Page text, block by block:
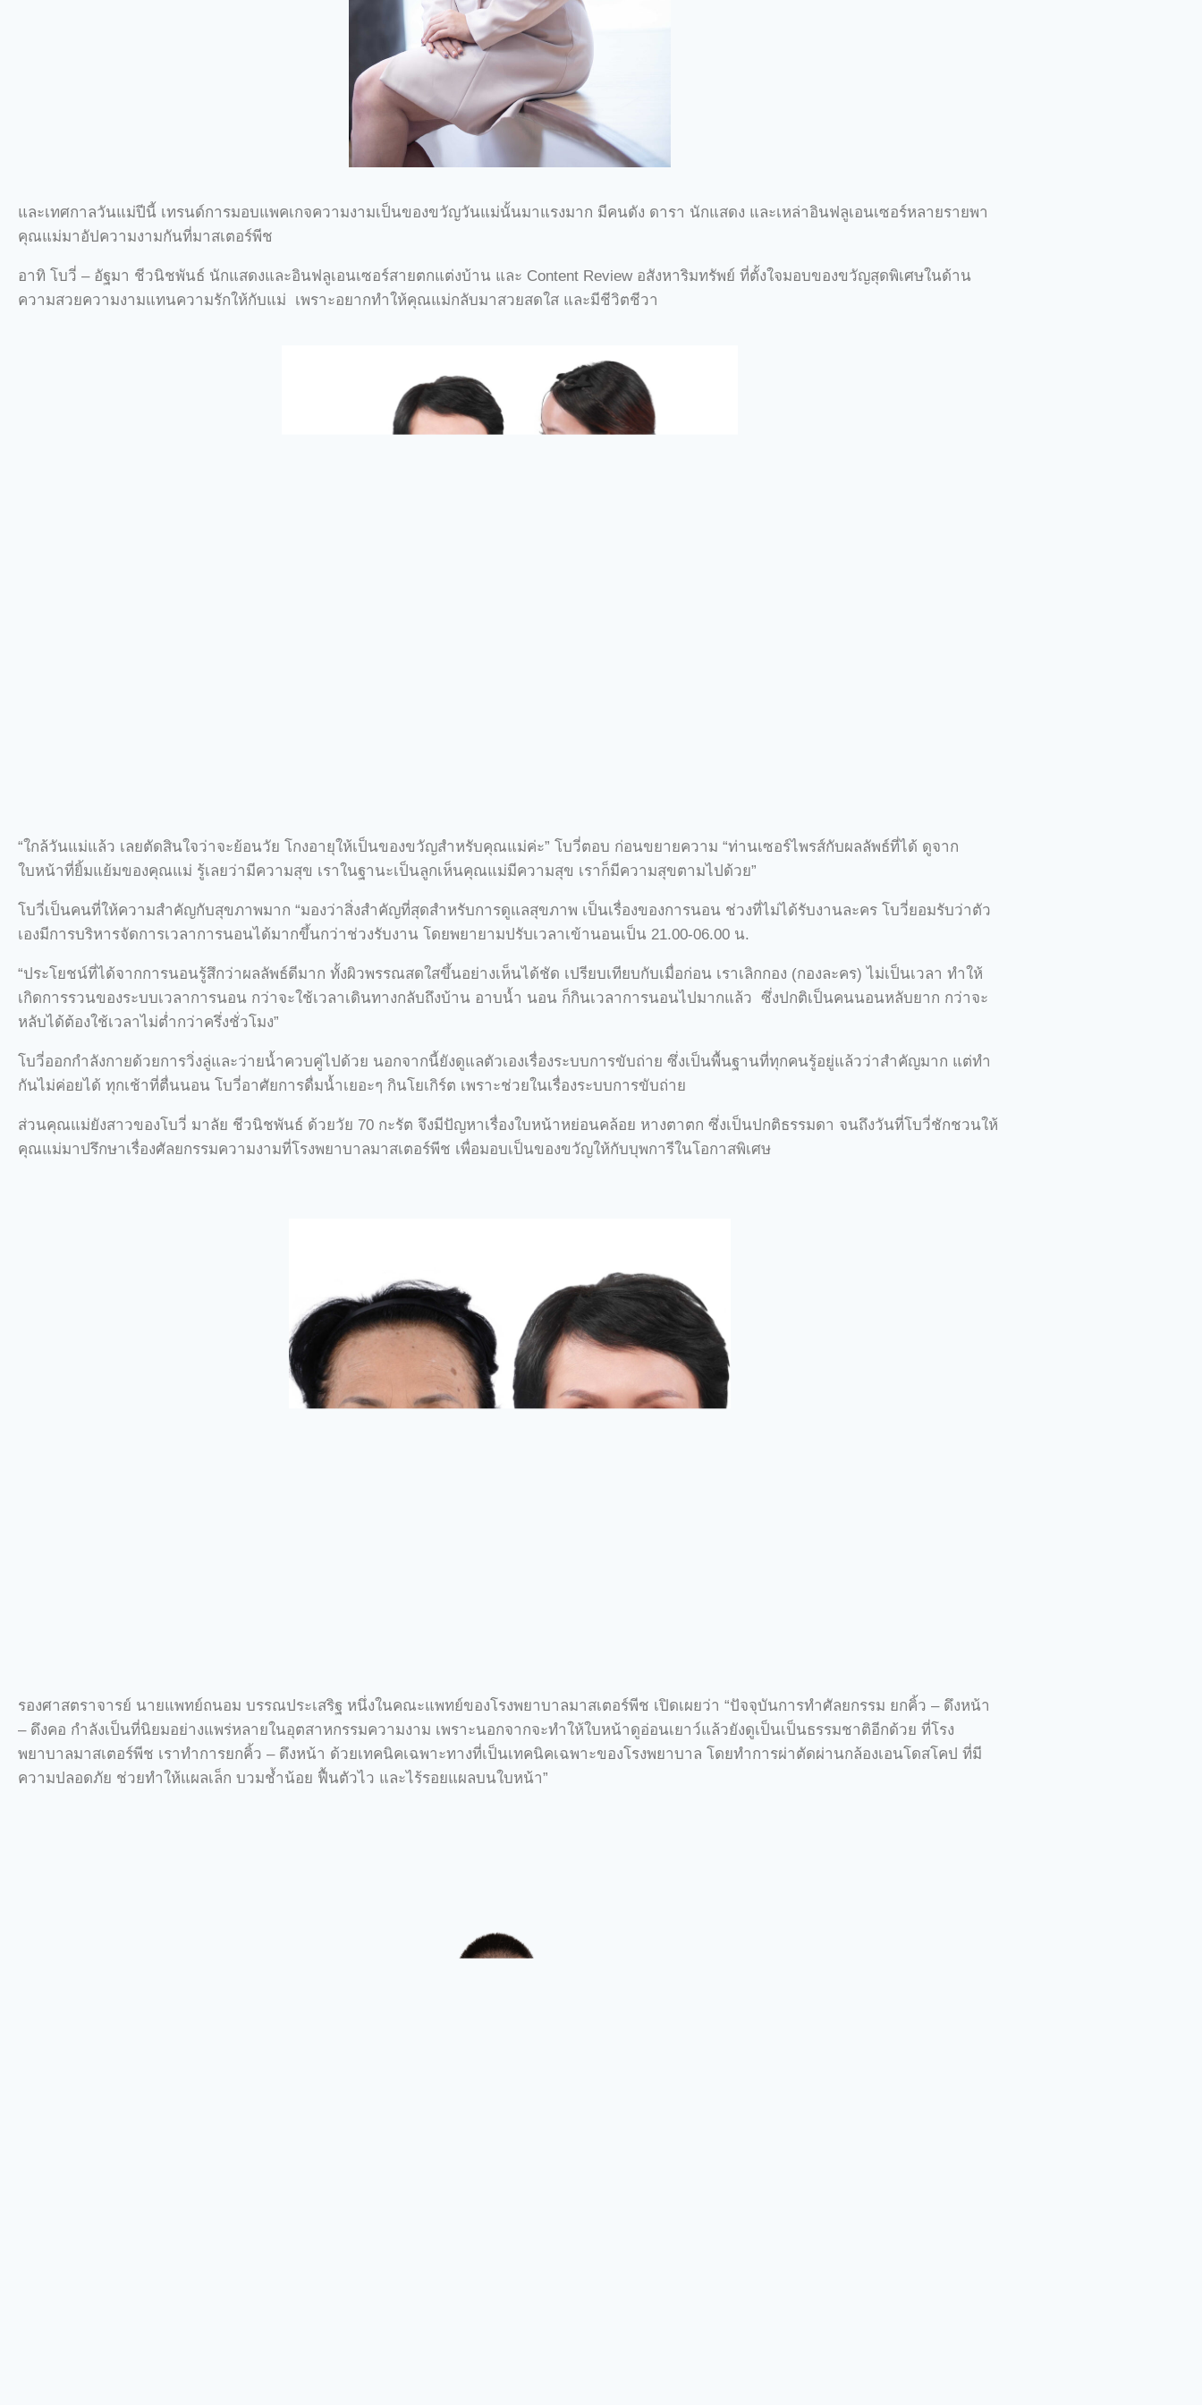
และเทศกาลวันแม่ปีนี้ เทรนด์การมอบแพคเกจความงามเป็นของขวัญวันแม่นั้นมาแรงมาก มีคนดัง ดารา นักแสดง และเหล่าอินฟลูเอนเซอร์หลายรายพา
คุณแม่มาอัปความงามกันที่มาสเตอร์พีช
อาทิ โบวี่ – อัฐมา ชีวนิชพันธ์ นักแสดงและอินฟลูเอนเซอร์สายตกแต่งบ้าน และ Content Review อสังหาริมทรัพย์ ที่ตั้งใจมอบของขวัญสุดพิเศษในด้าน
ความสวยความงามแทนความรักให้กับแม่ เพราะอยากทำให้คุณแม่กลับมาสวยสดใส และมีชีวิตชีวา
“ใกล้วันแม่แล้ว เลยตัดสินใจว่าจะย้อนวัย โกงอายุให้เป็นของขวัญสำหรับคุณแม่ค่ะ” โบวี่ตอบ ก่อนขยายความ “ท่านเซอร์ไพรส์กับผลลัพธ์ที่ได้ ดูจาก
ใบหน้าที่ยิ้มแย้มของคุณแม่ รู้เลยว่ามีความสุข เราในฐานะเป็นลูกเห็นคุณแม่มีความสุข เราก็มีความสุขตามไปด้วย”
โบวี่เป็นคนที่ให้ความสำคัญกับสุขภาพมาก “มองว่าสิ่งสำคัญที่สุดสำหรับการดูแลสุขภาพ เป็นเรื่องของการนอน ช่วงที่ไม่ได้รับงานละคร โบวี่ยอมรับว่าตัว
เองมีการบริหารจัดการเวลาการนอนได้มากขึ้นกว่าช่วงรับงาน โดยพยายามปรับเวลาเข้านอนเป็น 21.00-06.00 น.
“ประโยชน์ที่ได้จากการนอนรู้สึกว่าผลลัพธ์ดีมาก ทั้งผิวพรรณสดใสขึ้นอย่างเห็นได้ชัด เปรียบเทียบกับเมื่อก่อน เราเลิกกอง (กองละคร) ไม่เป็นเวลา ทำให้
เกิดการรวนของระบบเวลาการนอน กว่าจะใช้เวลาเดินทางกลับถึงบ้าน อาบน้ำ นอน ก็กินเวลาการนอนไปมากแล้ว ซึ่งปกติเป็นคนนอนหลับยาก กว่าจะ
หลับได้ต้องใช้เวลาไม่ต่ำกว่าครึ่งชั่วโมง”
โบวี่ออกกำลังกายด้วยการวิ่งลู่และว่ายน้ำควบคู่ไปด้วย นอกจากนี้ยังดูแลตัวเองเรื่องระบบการขับถ่าย ซึ่งเป็นพื้นฐานที่ทุกคนรู้อยู่แล้วว่าสำคัญมาก แต่ทำ
กันไม่ค่อยได้ ทุกเช้าที่ตื่นนอน โบวี่อาศัยการดื่มน้ำเยอะๆ กินโยเกิร์ต เพราะช่วยในเรื่องระบบการขับถ่าย
ส่วนคุณแม่ยังสาวของโบวี่ มาลัย ชีวนิชพันธ์ ด้วยวัย 70 กะรัต จึงมีปัญหาเรื่องใบหน้าหย่อนคล้อย หางตาตก ซึ่งเป็นปกติธรรมดา จนถึงวันที่โบวี่ชักชวนให้
คุณแม่มาปรึกษาเรื่องศัลยกรรมความงามที่โรงพยาบาลมาสเตอร์พีช เพื่อมอบเป็นของขวัญให้กับบุพการีในโอกาสพิเศษ
รองศาสตราจารย์ นายแพทย์ถนอม บรรณประเสริฐ หนึ่งในคณะแพทย์ของโรงพยาบาลมาสเตอร์พีช เปิดเผยว่า “ปัจจุบันการทำศัลยกรรม ยกคิ้ว – ดึงหน้า
– ดึงคอ กำลังเป็นที่นิยมอย่างแพร่หลายในอุตสาหกรรมความงาม เพราะนอกจากจะทำให้ใบหน้าดูอ่อนเยาว์แล้วยังดูเป็นเป็นธรรมชาติอีกด้วย ที่โรง
พยาบาลมาสเตอร์พีช เราทำการยกคิ้ว – ดึงหน้า ด้วยเทคนิคเฉพาะทางที่เป็นเทคนิคเฉพาะของโรงพยาบาล โดยทำการผ่าตัดผ่านกล้องเอนโดสโคป ที่มี
ความปลอดภัย ช่วยทำให้แผลเล็ก บวมช้ำน้อย ฟื้นตัวไว และไร้รอยแผลบนใบหน้า”